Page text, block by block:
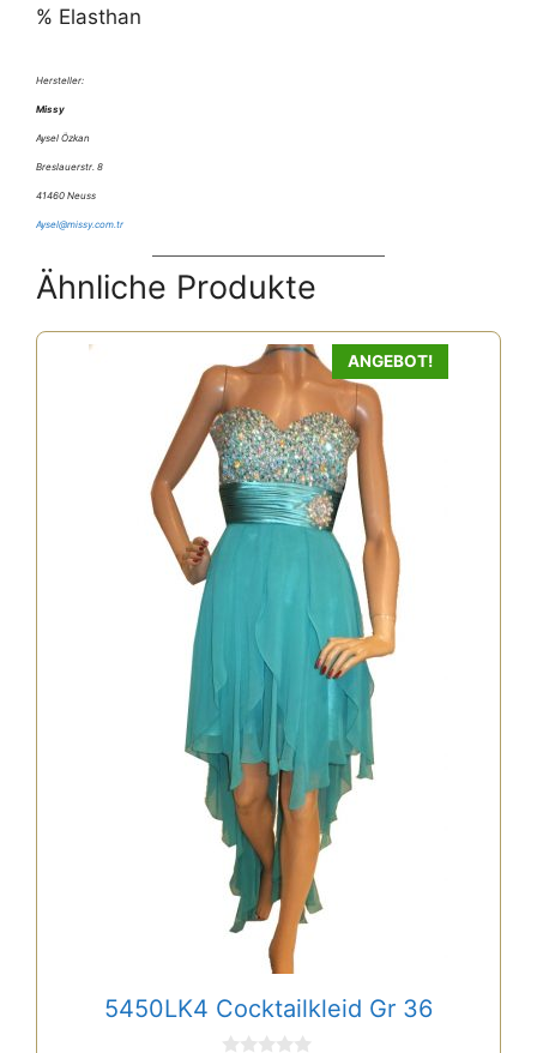
% Elasthan
Hersteller:
Missy
Aysel Özkan
Breslauerstr. 8
41460 Neuss
Aysel@missy.com.tr
Ähnliche Produkte
ANGEBOT!
5450LK4 Cocktailkleid Gr 36